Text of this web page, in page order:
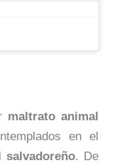
maltrato animal
en el
salvadoreño. De